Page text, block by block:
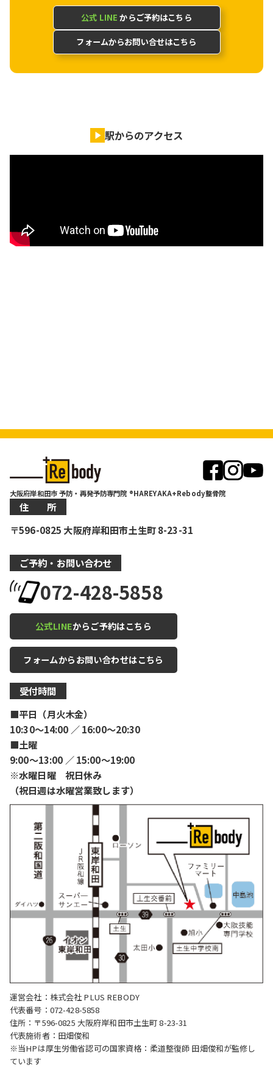
公式 LINE からご予約はこちら
フォームからお問い合せはこちら
駅からのアクセス
大阪府岸和田市 予防・再発予防専門院 ®HAREYAKA+Rebody整骨院
住 所
〒596-0825 大阪府岸和田市土生町 8-23-31
ご予約・お問い合わせ
072-428-5858
公式LINEからご予約はこちら
フォームからお問い合わせはこちら
受付時間
■平日（月火木金）
10:30〜14:00 ／ 16:00〜20:30
■土曜
9:00〜13:00 ／ 15:00〜19:00
※水曜日曜 祝日休み
（祝日週は水曜営業致します）
運営会社：株式会社 PLUS REBODY
代表番号：072-428-5858
住所：〒596-0825 大阪府岸和田市土生町 8-23-31
代表施術者：田畑俊和
※当HPは厚生労働省認可の国家資格：柔道整復師 田畑俊和が監修し
ています